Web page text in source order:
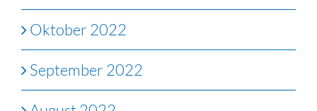
Oktober 2022
September 2022